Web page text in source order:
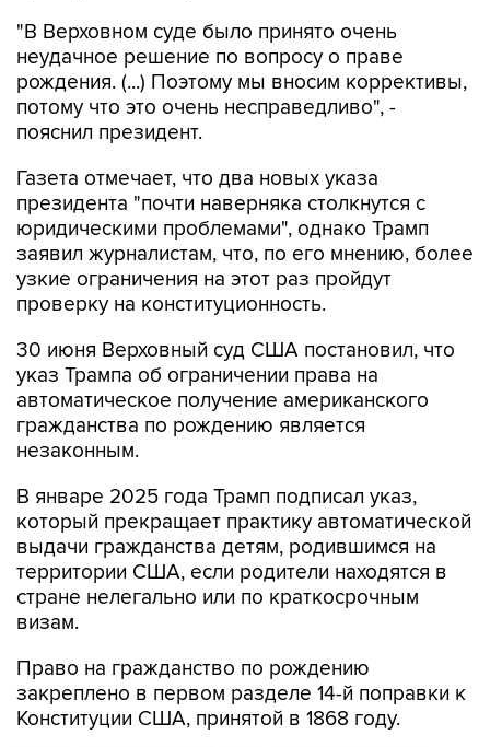
"В Верховном суде было принято очень
неудачное решение по вопросу о праве
рождения. (...) Поэтому мы вносим коррективы,
потому что это очень несправедливо", -
пояснил президент.
Газета отмечает, что два новых указа
президента "почти наверняка столкнутся с
юридическими проблемами", однако Трамп
заявил журналистам, что, по его мнению, более
узкие ограничения на этот раз пройдут
проверку на конституционность.
30 июня Верховный суд США постановил, что
указ Трампа об ограничении права на
автоматическое получение американского
гражданства по рождению является
незаконным.
В январе 2025 года Трамп подписал указ,
который прекращает практику автоматической
выдачи гражданства детям, родившимся на
территории США, если родители находятся в
стране нелегально или по краткосрочным
визам.
Право на гражданство по рождению
закреплено в первом разделе 14-й поправки к
Конституции США, принятой в 1868 году.